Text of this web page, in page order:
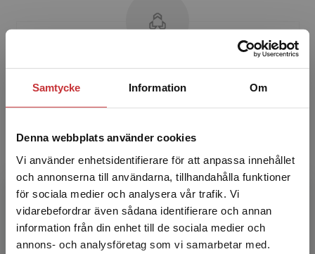
Samtycke Information Om
Denna webbplats använder cookies
Vi använder enhetsidentifierare för att anpassa innehållet
och annonserna till användarna, tillhandahålla funktioner
för sociala medier och analysera vår trafik. Vi
vidarebefordrar även sådana identifierare och annan
information från din enhet till de sociala medier och
annons- och analysföretag som vi samarbetar med.
Begränsad fraktregion
Anna-Malin Karlsson är professor i svenska
Institutionen för nordiska språk, Uppsala
universitet. Ho...